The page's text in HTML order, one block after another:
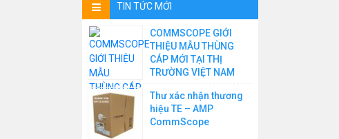
TIN TỨC MỚI
COMMSCOPE GIỚI
THIỆU MẪU THÙNG
CÁP MỚI TẠI THỊ
TRƯỜNG VIỆT NAM
Thư xác nhận thương
hiệu TE – AMP
CommScope